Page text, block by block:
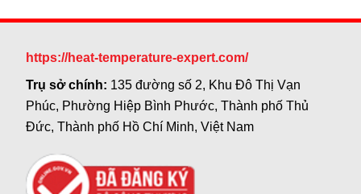
https://heat-temperature-expert.com/
Trụ sở chính: 135 đường số 2, Khu Đô Thị Vạn
Phúc, Phường Hiệp Bình Phước, Thành phố Thủ
Đức, Thành phố Hồ Chí Minh, Việt Nam